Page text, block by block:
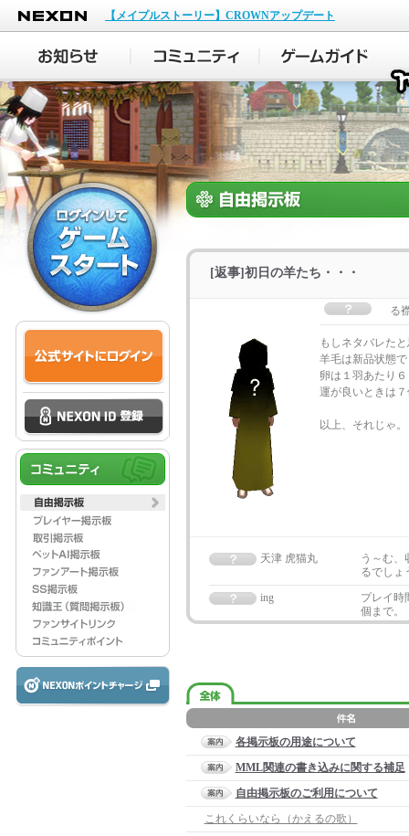
NEXON
【メイプルストーリー】CROWNアップデート
[返事]初日の羊たち・・・
る
もしネタバレた
羊毛は新品状態
卵は１羽あたり
運が良いときは
以上、それじゃ。
天津 虎猫丸
う～む、
るでしょ
ing
プレイ時
個まで。
各掲示板の用途について
MML関連の書き込みに関する補足
自由掲示板のご利用について
これくらいなら（かえるの歌）